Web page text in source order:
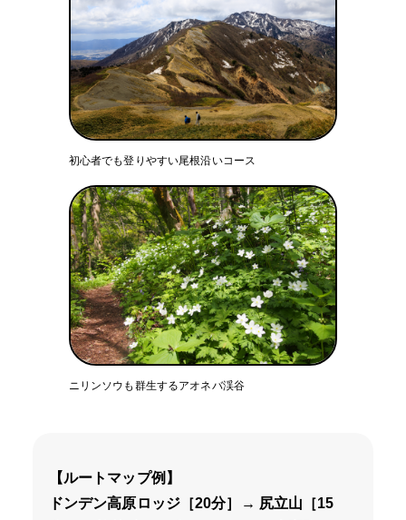
初心者でも登りやすい尾根沿いコース
ニリンソウも群生するアオネバ渓谷
【ルートマップ例】
ドンデン高原ロッジ［20分］→ 尻立山［15